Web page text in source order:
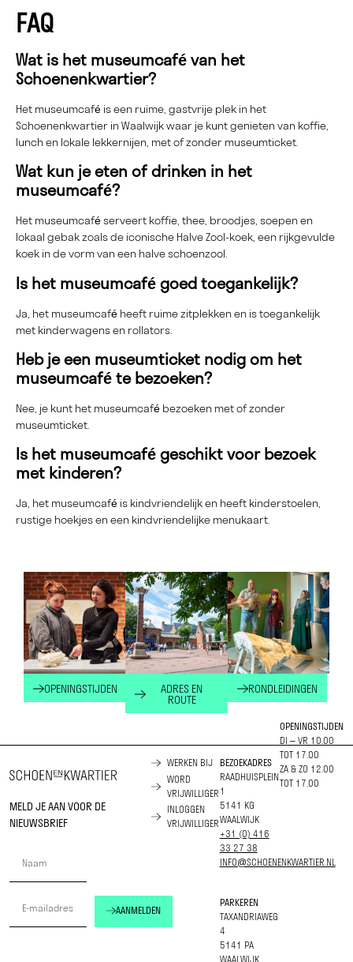
FAQ
Wat is het museumcafé van het
Schoenenkwartier?
Het museumcafé is een ruime, gastvrije plek in het
Schoenenkwartier in Waalwijk waar je kunt genieten van koffie,
lunch en lokale lekkernijen, met of zonder museumticket.
Wat kun je eten of drinken in het
museumcafé?
Het museumcafé serveert koffie, thee, broodjes, soepen en
lokaal gebak zoals de iconische Halve Zool-koek, een rijkgevulde
koek in de vorm van een halve schoenzool.
Is het museumcafé goed toegankelijk?
Ja, het museumcafé heeft ruime zitplekken en is toegankelijk
met kinderwagens en rollators.
Heb je een museumticket nodig om het
museumcafé te bezoeken?
Nee, je kunt het museumcafé bezoeken met of zonder
museumticket.
Is het museumcafé geschikt voor bezoek
met kinderen?
Ja, het museumcafé is kindvriendelijk en heeft kinderstoelen,
rustige hoekjes en een kindvriendelijke menukaart.
OPENINGSTIJDEN ADRES EN
ROUTE
RONDLEIDINGEN
MELD JE AAN VOOR DE
NIEUWSBRIEF
AANMELDEN
WERKEN BIJ
WORD
VRIJWILLIGER
INLOGGEN
VRIJWILLIGER
BEZOEKADRES
RAADHUISPLEIN
1
5141 KG
WAALWIJK
+31 (0) 416
33 27 38
INFO@SCHOENENKWARTIER.NL
PARKEREN
TAXANDRIAWEG
4
5141 PA
WAALWIJK
OPENINGSTIJDEN
DI – VR 10.00
TOT 17.00
ZA & ZO 12.00
TOT 17.00